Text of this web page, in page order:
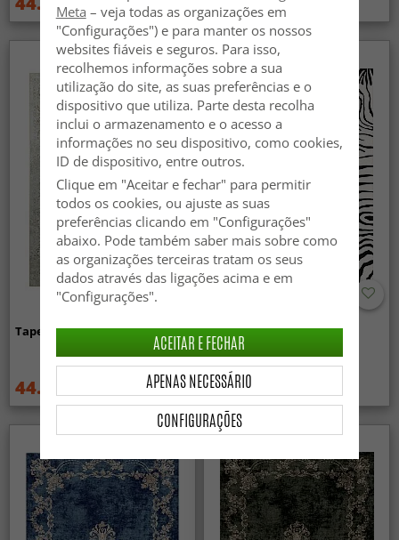
59.99 € 59.99 €
Tapete Wilton - Mateur (bege)
44.99 €
Tapete Wilton - Zebra
(preto/branco)
44.99 €
Meta – veja todas as organizações em
"Configurações") e para manter os nossos
websites fiáveis e seguros. Para isso,
recolhemos informações sobre a sua
utilização do site, as suas preferências e o
dispositivo que utiliza. Parte desta recolha
inclui o armazenamento e o acesso a
informações no seu dispositivo, como cookies,
ID de dispositivo, entre outros.
Clique em "Aceitar e fechar" para permitir
todos os cookies, ou ajuste as suas
preferências clicando em "Configurações"
abaixo. Pode também saber mais sobre como
as organizações terceiras tratam os seus
dados através das ligações acima e em
"Configurações".
CONFIGURAÇÕES
APENAS NECESSÁRIO
ACEITAR E FECHAR